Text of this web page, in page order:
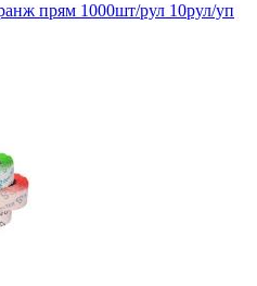
прям 1000шт/рул 10рул/уп